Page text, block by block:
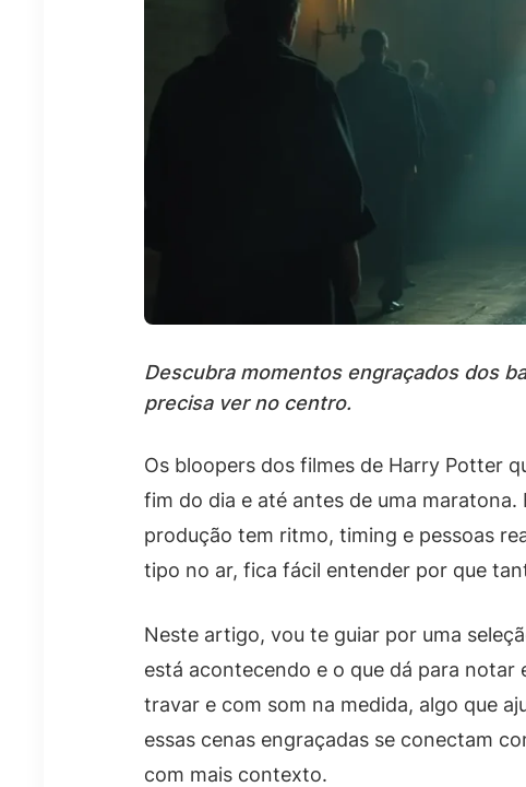
Descubra momentos engraçados dos
precisa ver no centro.
Os bloopers dos filmes de Harry Potter
fim do dia e até antes de uma
produção tem ritmo, timing e pessoas
tipo no ar, fica fácil entender por que
Neste artigo, vou te guiar por uma
está acontecendo e o que dá para notar
travar e com som na medida, algo que
essas cenas engraçadas se conectam
com mais contexto.